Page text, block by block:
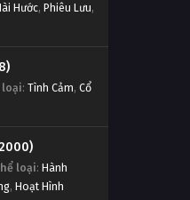
Hước, Phiêu Lưu,
loại: Tình Cảm, Cổ
Chơi Phần 1 (2000)
loại: Hành
, Hoạt Hình